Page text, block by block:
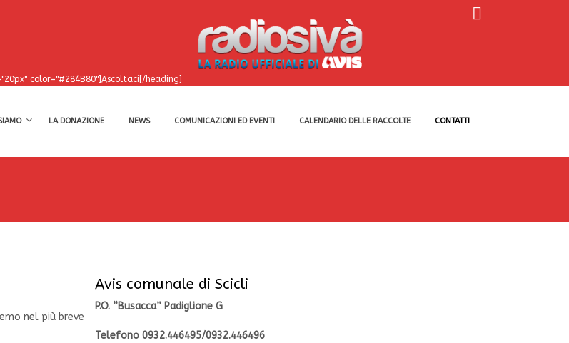
color="#284B80"]Ascoltaci[/heading]
LA DONAZIONE NEWS COMUNICAZIONI ED EVENTI CALENDARIO DELLE RACCOLTE CONTATTI
nel più breve
Avis comunale di Scicli
P.O. “Busacca” Padiglione G
Telefono 0932.446495/0932.446496